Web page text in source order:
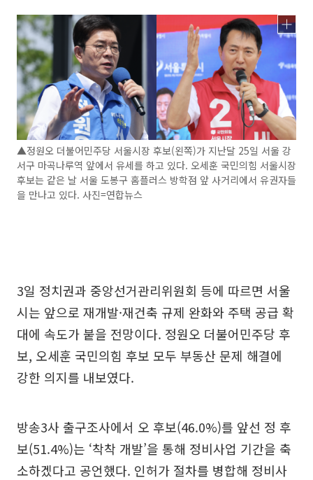
▲정원오 더불어민주당 서울시장 후보(왼쪽)가 지난달 25일 서울 강
서구 마곡나루역 앞에서 유세를 하고 있다. 오세훈 국민의힘 서울시장
후보는 같은 날 서울 도봉구 홈플러스 방학점 앞 사거리에서 유권자들
을 만나고 있다. 사진=연합뉴스
3일 정치권과 중앙선거관리위원회 등에 따르면 서울
시는 앞으로 재개발·재건축 규제 완화와 주택 공급 확
대에 속도가 붙을 전망이다. 정원오 더불어민주당 후
보, 오세훈 국민의힘 후보 모두 부동산 문제 해결에
강한 의지를 내보였다.
방송3사 출구조사에서 오 후보(46.0%)를 앞선 정 후
보(51.4%)는 ‘착착 개발’을 통해 정비사업 기간을 축
소하겠다고 공언했다. 인허가 절차를 병합해 정비사